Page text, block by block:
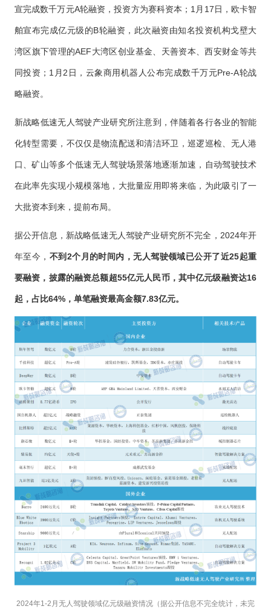
宣完成数千万元A轮融资，投资方为赛科资本；1月17日，欧卡智
舶宣布完成亿元级的B轮融资，此次融资由知名投资机构戈壁大
湾区旗下管理的AEF大湾区创业基金、天善资本、西安财金等共
同投资；1月2日，云象商用机器人公布完成数千万元Pre-A轮战
略融资。
新战略低速无人驾驶产业研究所注意到，伴随着各行各业的智能
化转型需要，不仅仅是物流配送和清洁环卫，巡逻巡检、无人港
口、矿山等多个低速无人驾驶场景落地逐渐加速，自动驾驶技术
在此率先实现小规模落地，大批量应用即将来临，为此吸引了一
大批资本到来，提前布局。
据公开信息，新战略低速无人驾驶产业研究所不完全，2024年开
年至今， 不到2个月的时间内，无人驾驶领域已公开了近25起重
要融资，披露的融资总额超55亿元人民币，其中亿元级融资达16
起，占比64%，单笔融资最高金额7.83亿元。
2024年1-2月无人驾驶领域亿元级融资情况（据公开信息不完全统计，未完